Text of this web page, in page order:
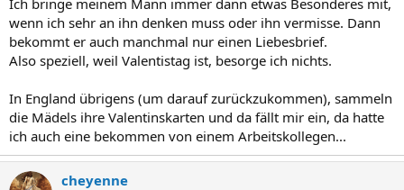
wenn ich sehr an ihn denken muss oder ihn vermisse. Dann
bekommt er auch manchmal nur einen Liebesbrief.
Also speziell, weil Valentistag ist, besorge ich nichts.
In England übrigens (um darauf zurückzukommen), sammeln
die Mädels ihre Valentinskarten und da fällt mir ein, da hatte
ich auch eine bekommen von einem Arbeitskollegen...
cheyenne